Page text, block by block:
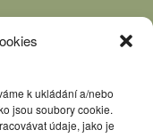
k ukládání a/nebo
jsou soubory cookie.
údaje, jako je